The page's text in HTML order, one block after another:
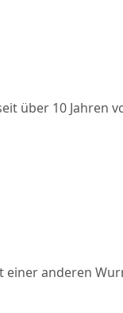
über 10 Jahren
einer anderen